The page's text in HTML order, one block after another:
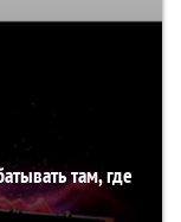
там, где